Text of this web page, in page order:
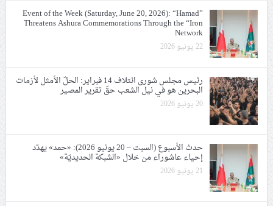
Event of the Week (Saturday, June 20, 2026): “Hamad”
Threatens Ashura Commemorations Through the “Iron
Network
22 يونيو 2026
رئيس مجلس شورى ائتلاف 14 فبراير: الحلّ الأمثل لأزمات
البحرين هو في نيل الشعب حقّ تقرير المصير
20 يونيو 2026
حدث الأسبوع (السبت – 20 يونيو 2026): «حمد» يهدّد
إحياء عاشوراء من خلال «الشبكة الحديديّة»
21 يونيو 2026